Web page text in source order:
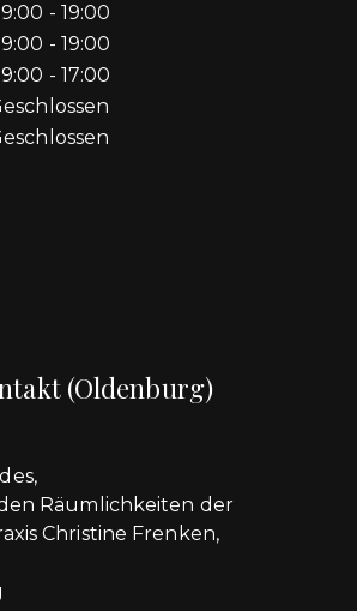
- 19:00
- 19:00
- 17:00
(Oldenburg)
Räumlichkeiten der
Christine Frenken,